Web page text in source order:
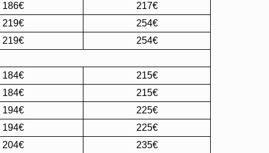
186€
217€
219€
254€
219€
254€
184€
215€
184€
215€
194€
225€
194€
225€
204€
235€